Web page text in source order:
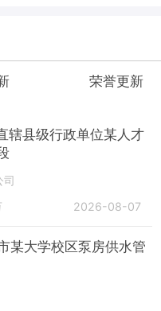
荣誉更新
辖县级行政单位某人才
司
2026-08-07
某大学校区泵房供水管